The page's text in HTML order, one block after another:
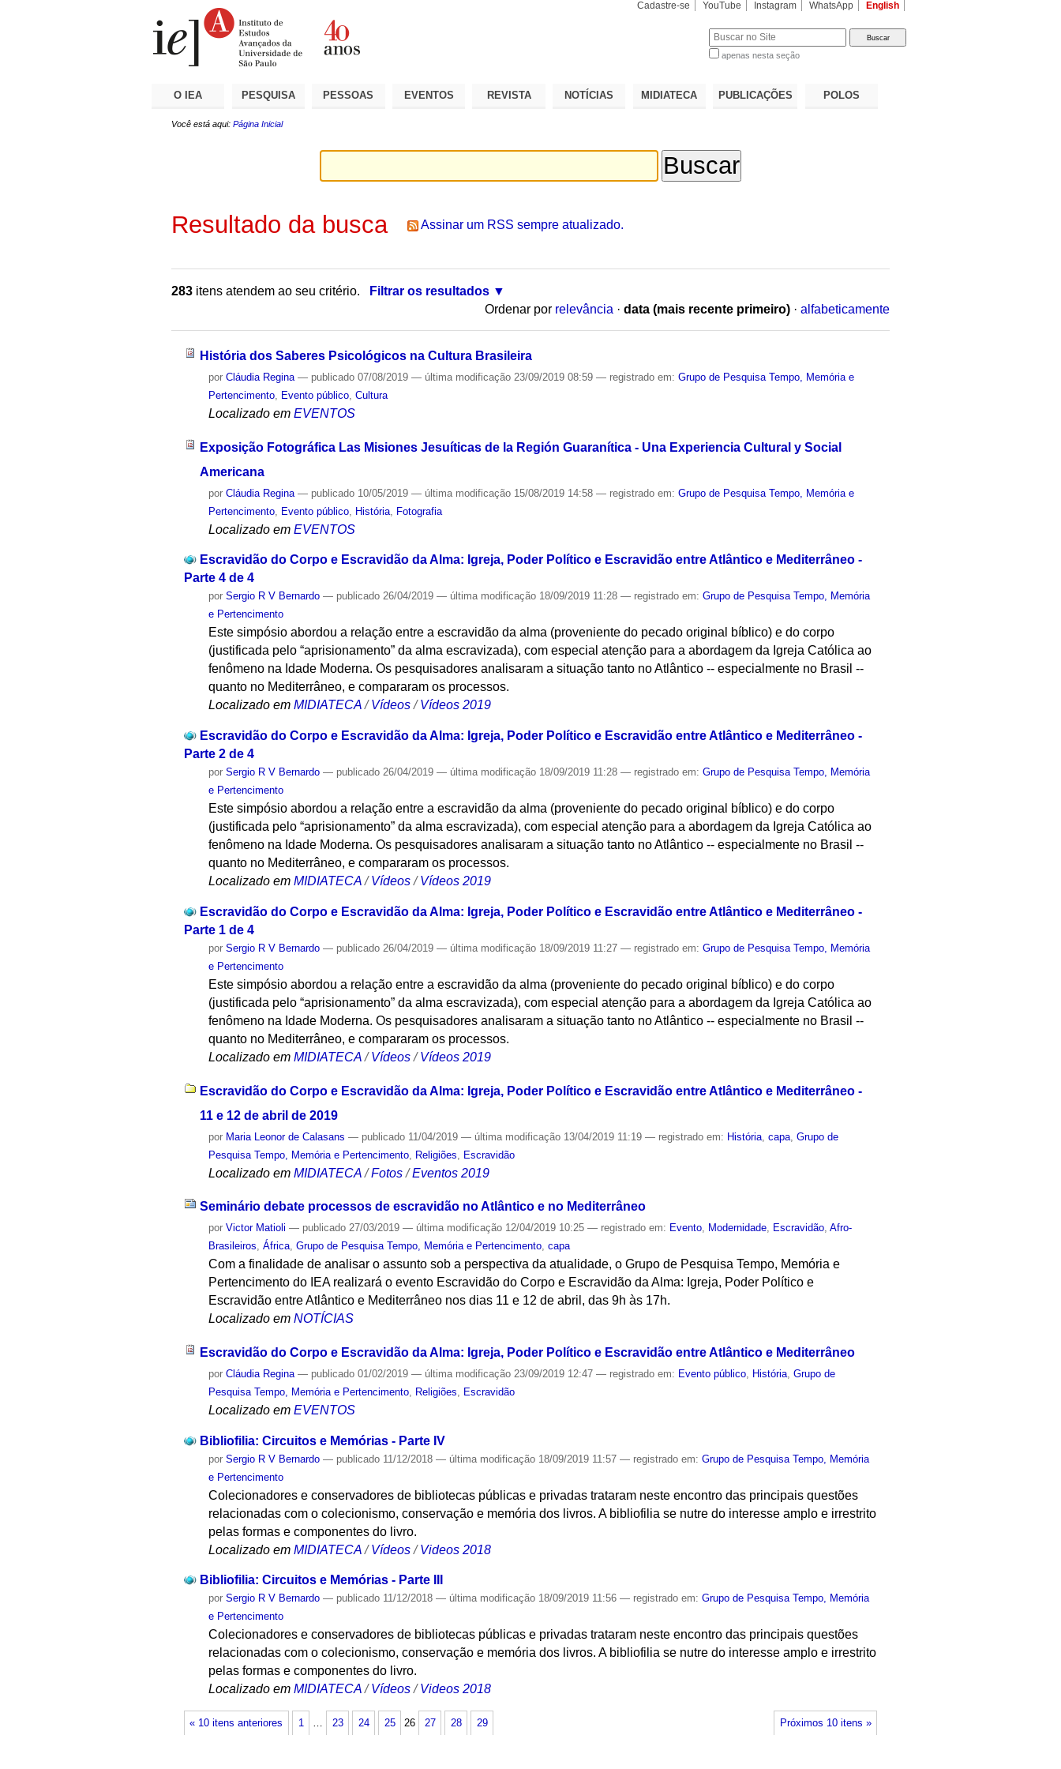
Cadastre-se YouTube Instagram WhatsApp English
apenas nesta seção
O IEA PESQUISA PESSOAS EVENTOS REVISTA NOTÍCIAS MIDIATECA PUBLICAÇÕES POLOS
Você está aqui: Página Inicial
Resultado da busca Assinar um RSS sempre atualizado.
283 itens atendem ao seu critério.
Filtrar os resultados
Ordenar por relevância · data (mais recente primeiro) · alfabeticamente
História dos Saberes Psicológicos na Cultura Brasileira
porCláudia Regina — publicado 07/08/2019— última modificação 23/09/2019 08:59— registrado em:Grupo de Pesquisa Tempo, Memória e
Pertencimento
Evento público ,Cultura
Localizado em EVENTOS
Exposição Fotográfica Las Misiones Jesuíticas de la Región Guaranítica - Una Experiencia Cultural y Social
Americana
porCláudia Regina — publicado 10/05/2019— última modificação 15/08/2019 14:58— registrado em:Grupo de Pesquisa Tempo, Memória e
Pertencimento Evento público História Fotografia
Localizado em EVENTOS
Escravidão do Corpo e Escravidão da Alma: Igreja, Poder Político e Escravidão entre Atlântico e Mediterrâneo -
Parte 4 de 4
porSergio R V Bernardo — publicado 26/04/2019— última modificação 18/09/2019 11:28— registrado em:Grupo de Pesquisa Tempo, Memória
e Pertencimento
Este simpósio abordou a relação entre a escravidão da alma (proveniente do pecado original bíblico) e do corpo
(justificada pelo “aprisionamento” da alma escravizada), com especial atenção para a abordagem da Igreja Católica ao
fenômeno na Idade Moderna. Os pesquisadores analisaram a situação tanto no Atlântico -- especialmente no Brasil --
quanto no Mediterrâneo, e compararam os processos.
Localizado em MIDIATECA /Vídeos /Vídeos 2019
Escravidão do Corpo e Escravidão da Alma: Igreja, Poder Político e Escravidão entre Atlântico e Mediterrâneo -
Parte 2 de 4
porSergio R V Bernardo — publicado 26/04/2019— última modificação 18/09/2019 11:28— registrado em:Grupo de Pesquisa Tempo, Memória
e Pertencimento
Este simpósio abordou a relação entre a escravidão da alma (proveniente do pecado original bíblico) e do corpo
(justificada pelo “aprisionamento” da alma escravizada), com especial atenção para a abordagem da Igreja Católica ao
fenômeno na Idade Moderna. Os pesquisadores analisaram a situação tanto no Atlântico -- especialmente no Brasil --
quanto no Mediterrâneo, e compararam os processos.
Localizado em MIDIATECA /Vídeos /Vídeos 2019
Escravidão do Corpo e Escravidão da Alma: Igreja, Poder Político e Escravidão entre Atlântico e Mediterrâneo -
Parte 1 de 4
porSergio R V Bernardo — publicado 26/04/2019— última modificação 18/09/2019 11:27— registrado em:Grupo de Pesquisa Tempo, Memória
e Pertencimento
Este simpósio abordou a relação entre a escravidão da alma (proveniente do pecado original bíblico) e do corpo
(justificada pelo “aprisionamento” da alma escravizada), com especial atenção para a abordagem da Igreja Católica ao
fenômeno na Idade Moderna. Os pesquisadores analisaram a situação tanto no Atlântico -- especialmente no Brasil --
quanto no Mediterrâneo, e compararam os processos.
Localizado em MIDIATECA /Vídeos /Vídeos 2019
Escravidão do Corpo e Escravidão da Alma: Igreja, Poder Político e Escravidão entre Atlântico e Mediterrâneo -
11 e 12 de abril de 2019
por Maria Leonor de Calasans — publicado 11/04/2019— última modificação 13/04/2019 11:19— registrado em: História ,capa ,Grupo de
Pesquisa Tempo, Memória e Pertencimento Religiões Escravidão
Localizado em MIDIATECA /Fotos /Eventos 2019
Seminário debate processos de escravidão no Atlântico e no Mediterrâneo
porVictor Matioli — publicado 27/03/2019— última modificação 12/04/2019 10:25— registrado em: Evento, Modernidade, Escravidão,Afro-
Brasileiros,África,Grupo de Pesquisa Tempo, Memória e Pertencimento,capa
Com a finalidade de analisar o assunto sob a perspectiva da atualidade, o Grupo de Pesquisa Tempo, Memória e
Pertencimento do IEA realizará o evento Escravidão do Corpo e Escravidão da Alma: Igreja, Poder Político e
Escravidão entre Atlântico e Mediterrâneo nos dias 11 e 12 de abril, das 9h às 17h.
Localizado em NOTÍCIAS
Escravidão do Corpo e Escravidão da Alma: Igreja, Poder Político e Escravidão entre Atlântico e Mediterrâneo
porCláudia Regina — publicado 01/02/2019— última modificação 23/09/2019 12:47— registrado em: Evento público História ,Grupo de
Pesquisa Tempo, Memória e Pertencimento
Religiões Escravidão
Localizado em EVENTOS
Bibliofilia: Circuitos e Memórias - Parte IV
porSergio R V Bernardo — publicado 11/12/2018— última modificação 18/09/2019 11:57— registrado em:Grupo de Pesquisa Tempo, Memória
e Pertencimento
Colecionadores e conservadores de bibliotecas públicas e privadas trataram neste encontro das principais questões
relacionadas com o colecionismo, conservação e memória dos livros. A bibliofilia se nutre do interesse amplo e irrestrito
pelas formas e componentes do livro.
Localizado em MIDIATECA /Vídeos /Videos 2018
Bibliofilia: Circuitos e Memórias - Parte III
porSergio R V Bernardo — publicado 11/12/2018— última modificação 18/09/2019 11:56— registrado em:Grupo de Pesquisa Tempo, Memória
e Pertencimento
Colecionadores e conservadores de bibliotecas públicas e privadas trataram neste encontro das principais questões
relacionadas com o colecionismo, conservação e memória dos livros. A bibliofilia se nutre do interesse amplo e irrestrito
pelas formas e componentes do livro.
Localizado em MIDIATECA /Vídeos /Videos 2018
« 10 itens anteriores Próximos 10 itens »
1 23 24 25 26 27 28 29